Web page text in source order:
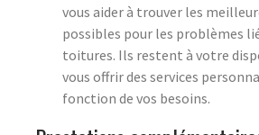
vous aider à trouver les
possibles pour les problèmes
toitures. Ils restent à votre
vous offrir des services
fonction de vos besoins.